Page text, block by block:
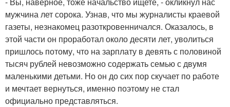
мужчина лет сорока. Узнав, что мы журналисты краевой
газеты, незнакомец разоткровенничался. Оказалось, в
этой части он проработал около десяти лет, уволиться
пришлось потому, что на зарплату в девять с половиной
тысяч рублей невозможно содержать семью с двумя
маленькими детьми. Но он до сих пор скучает по работе
и мечтает вернуться, именно поэтому не стал
официально представляться.